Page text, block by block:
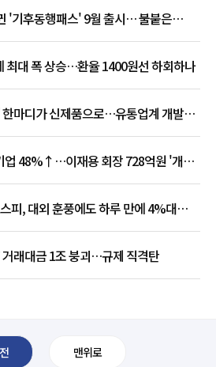
'기후동행패스' 9월 출시… 불붙은
최대 폭 상승…환율 1400원선 하회하나
마디가 신제품으로…유통업계 개발실
업 48%↑…이재용 회장 728억원 '개인
피, 대외 훈풍에도 하루 만에 4%대
래대금 1조 붕괴…규제 직격탄
맨위로